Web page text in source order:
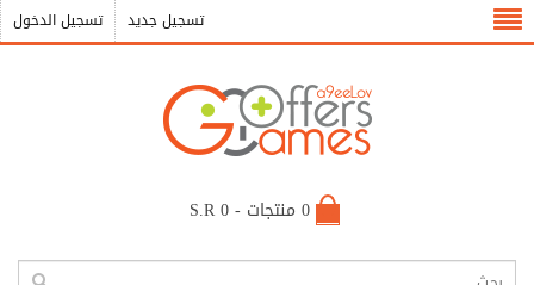
تسجيل الدخول تسجيل جديد
0 منتجات - S.R 0